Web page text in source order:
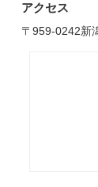
アクセス
〒959-0242新